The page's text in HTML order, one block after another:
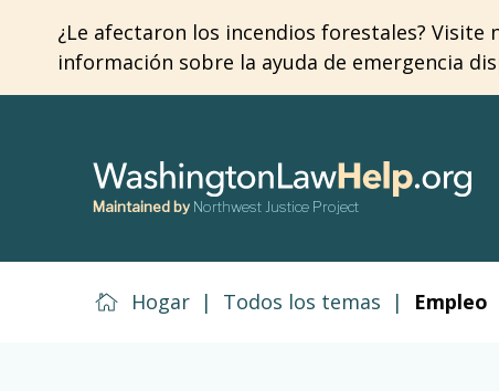
content
¿Le afectaron los incendios forestales? Visite
información sobre la ayuda de emergencia
Maintained by Northwest Justice Project
Hogar | Todos los temas | Empleo